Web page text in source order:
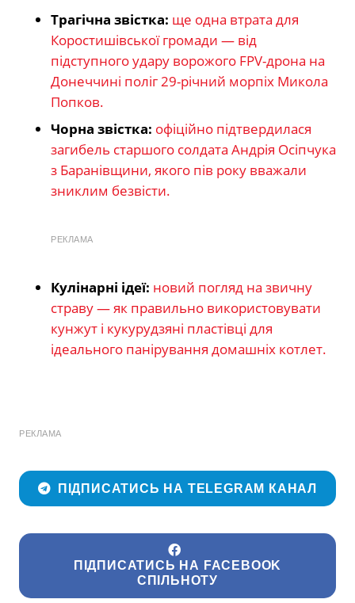
Трагічна звістка: ще одна втрата для
Коростишівської громади — від
підступного удару ворожого FPV-дрона на
Донеччині поліг 29-річний морпіх Микола
Попков.
Чорна звістка: офіційно підтвердилася
загибель старшого солдата Андрія Осіпчука
з Баранівщини, якого пів року вважали
зниклим безвісти.
РЕКЛАМА
Кулінарні ідеї: новий погляд на звичну
страву — як правильно використовувати
кунжут і кукурудзяні пластівці для
ідеального панірування домашніх котлет.
РЕКЛАМА
ПІДПИСАТИСЬ НА TELEGRAM КАНАЛ
ПІДПИСАТИСЬ НА FACEBOOK
СПІЛЬНОТУ